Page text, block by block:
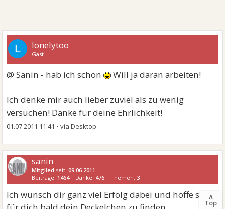
L lonelytoo
Gast
@ Sanin - hab ich schon Will ja daran arbeiten!
Ich denke mir auch lieber zuviel als zu wenig
versuchen! Danke für deine Ehrlichkeit!
01.07.2011 11:41 •
sanin
Mitglied seit:09.06.2011
Beiträge: 1464 Danke: 476 Themen: 3
Ich wünsch dir ganz viel Erfolg dabei und hoffe so
∧
Top